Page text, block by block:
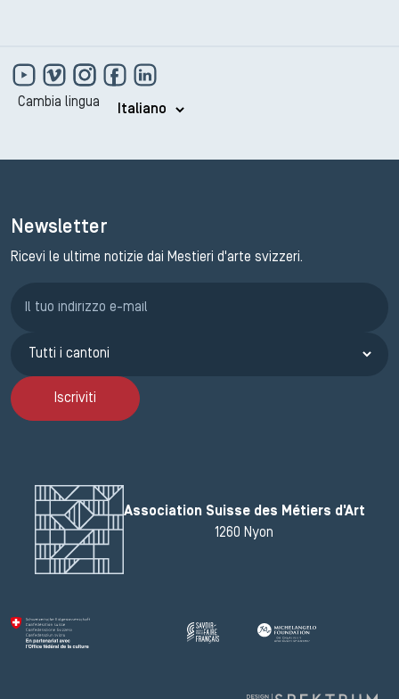
Cambia lingua
Newsletter
Ricevi le ultime notizie dai Mestieri d'arte svizzeri.
Iscriviti
Association Suisse des Métiers d'Art
1260 Nyon